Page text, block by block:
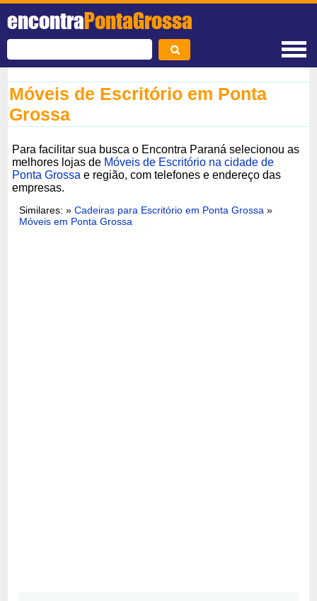
encontraPontaGrossa
Móveis de Escritório em Ponta
Grossa
Para facilitar sua busca o Encontra Paraná selecionou as
melhores lojas de Móveis de Escritório na cidade de
Ponta Grossa e região, com telefones e endereço das
empresas.
Similares: »Cadeiras para Escritório em Ponta Grossa »
Móveis em Ponta Grossa